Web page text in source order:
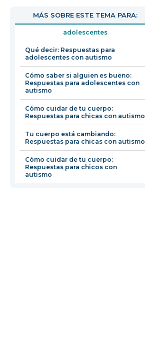
en
ventana
MÁS SOBRE ESTE TEMA PARA:
adolescentes
Qué decir: Respuestas para
adolescentes con autismo
Cómo saber si alguien es bueno:
Respuestas para adolescentes con
autismo
Cómo cuidar de tu cuerpo:
Respuestas para chicas con autismo
Tu cuerpo está cambiando:
Respuestas para chicas con autismo
Cómo cuidar de tu cuerpo:
Respuestas para chicos con
autismo